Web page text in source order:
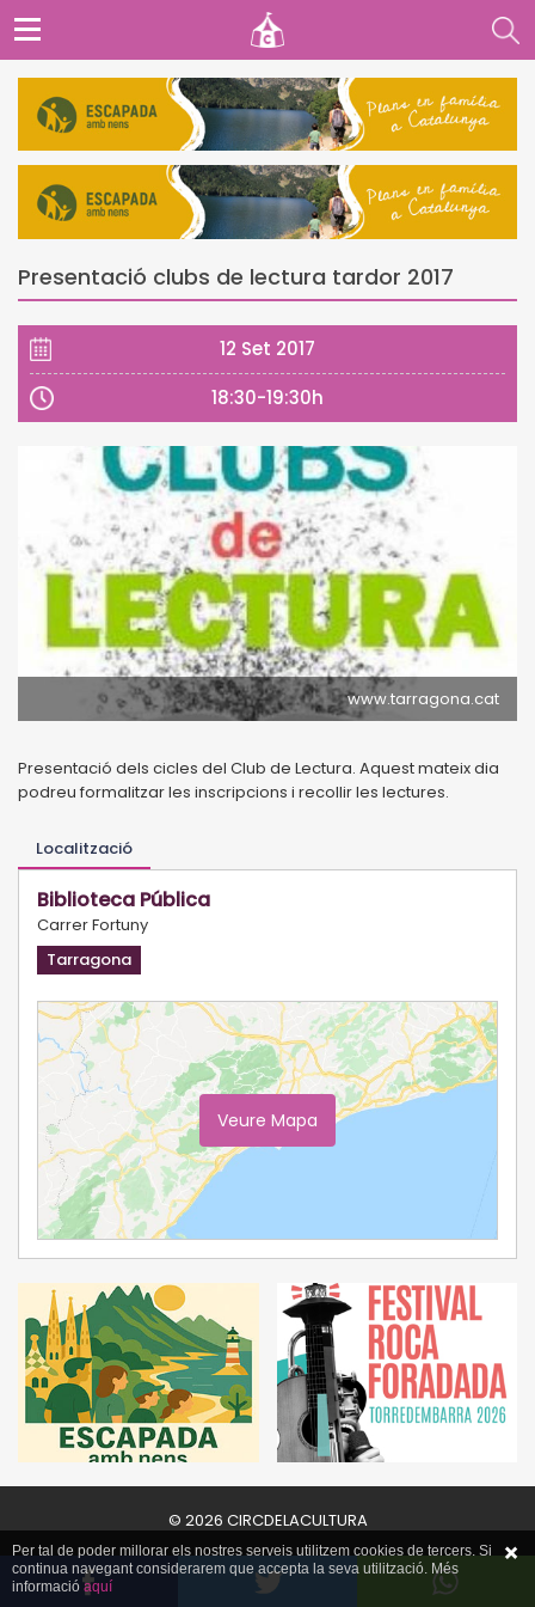
Presentació clubs de lectura tardor 2017
12 Set 2017
18:30-19:30h
www.tarragona.cat
Presentació dels cicles del Club de Lectura. Aquest mateix dia
podreu formalitzar les inscripcions i recollir les lectures.
Localització
Biblioteca Pública
Carrer Fortuny
Tarragona
Veure Mapa
© 2026 CIRCDELACULTURA
Per tal de poder millorar els nostres serveis utilitzem cookies de tercers. Si
continua navegant considerarem que accepta la seva utilització. Més
informacióaquí